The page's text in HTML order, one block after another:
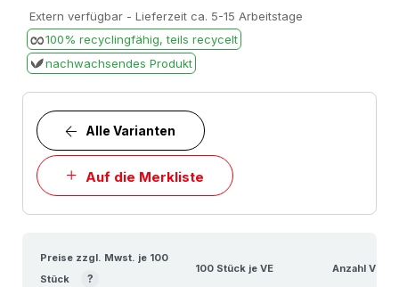
the
images
gallery
Extern verfügbar - Lieferzeit ca. 5-15 Arbeitstage
100% recyclingfähig, teils recycelt
nachwachsendes Produkt
Auf die Merkliste
Alle Varianten
Preise zzgl. Mwst. je 100
Stück
?
100 Stück je VE Anzahl VE